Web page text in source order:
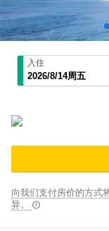
向我们支付房价的方式
异。
入住
2026/8/14周五